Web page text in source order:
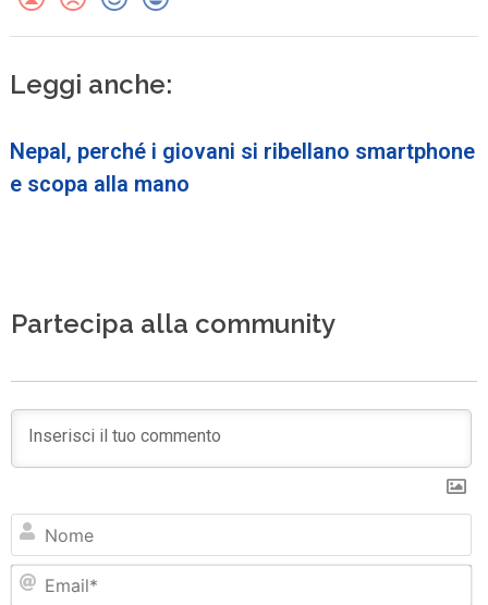
Leggi anche:
Nepal, perché i giovani si ribellano smartphone
e scopa alla mano
Partecipa alla community